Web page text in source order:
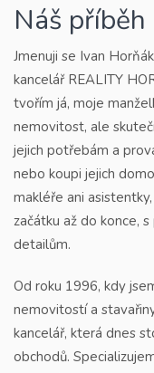
Náš příběh
Jmenuji se Ivan
kancelář REALITY
tvořím já, moje
nemovitost, ale
jejich potřebám a
nebo koupi jejich
makléře ani
začátku až do konce,
detailům.
Od roku 1996, kdy
nemovitostí a
kancelář, která dnes
obchodů.